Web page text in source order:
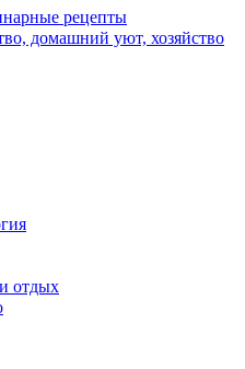
рецепты
домашний уют, хозяйство
отдых